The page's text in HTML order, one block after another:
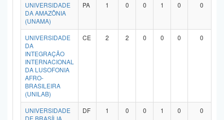
UNIVERSIDADE
DA AMAZÔNIA
(UNAMA)
PA 1 0 0 1 0 0
UNIVERSIDADE
DA
INTEGRAÇÃO
INTERNACIONAL
DA LUSOFONIA
AFRO-
BRASILEIRA
(UNILAB)
CE 2 2 0 0 0 0
UNIVERSIDADE
DE BRASÍLIA
DF 1 0 0 1 0 0